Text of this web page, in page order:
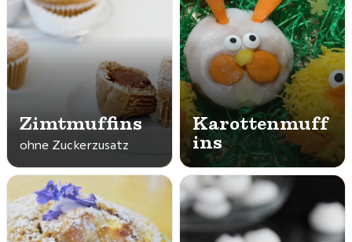
Zimtmuffins
ohne Zuckerzusatz
Karottenmuff
ins